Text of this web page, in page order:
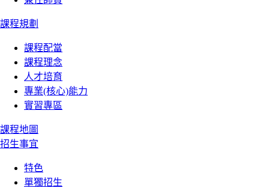
課程規劃
課程配當
課程理念
人才培育
專業(核心)能力
實習專區
課程地圖
招生事宜
特色
單獨招生